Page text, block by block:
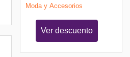
Moda y Accesorios
Ver descuento